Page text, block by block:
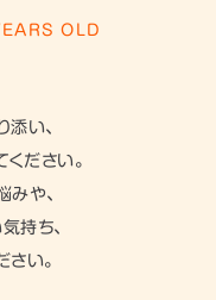
OLD
い、
ださい。
みや、
持ち、
さい。